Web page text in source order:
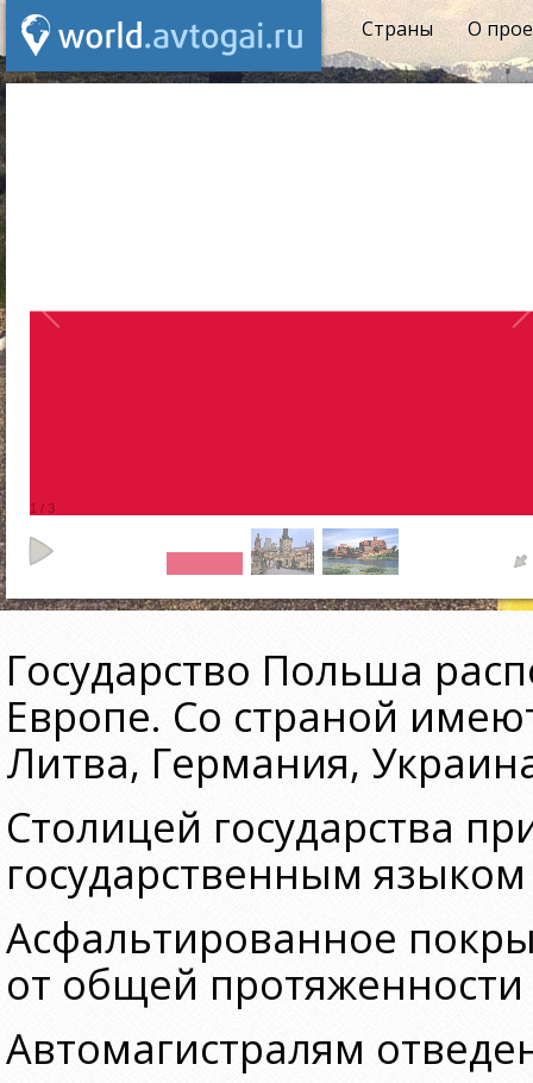
Страны О
1 / 3
Государство Польша
Европе. Со страной
Литва, Германия,
Столицей государства
государственным
Асфальтированное
от общей
Автомагистралям